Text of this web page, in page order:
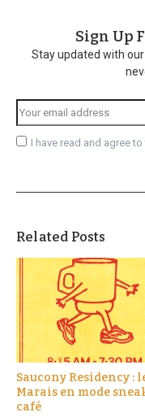
Sign Up
Stay updated with
I have read and agree
Related Posts
Saucony Residency :
Marais en mode
café